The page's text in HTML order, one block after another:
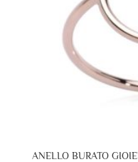
ANELLO BURATO